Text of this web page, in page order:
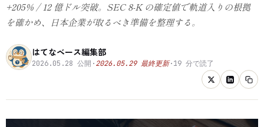
+205% / 12 億ドル突破。SEC 8-K の確定値で軌道入りの根拠
を確かめ、日本企業が取るべき準備を整理する。
はてなベース編集部
2026.05.28 公開 ·2026.05.29最終更新·19 分で読了